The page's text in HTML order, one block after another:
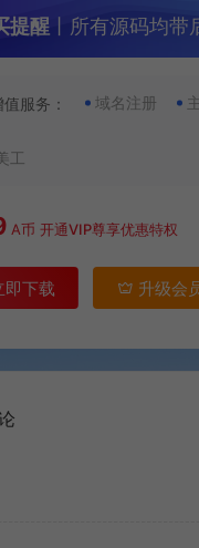
提醒 丨所有源码均
值服务： 域名注册
工
A币开通VIP尊享优惠特权
即下载 升级会